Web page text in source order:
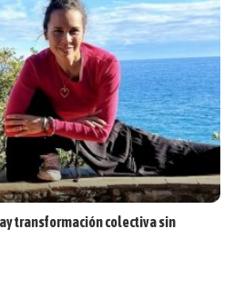
transformación colectiva sin